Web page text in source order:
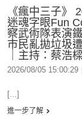
《瘋中三子》
迷魂字眼Fun
察武術隊表演
市民亂拋垃圾
｜主持：蔡浩
2026/08/05 15:00:29
[...]
進一步了解